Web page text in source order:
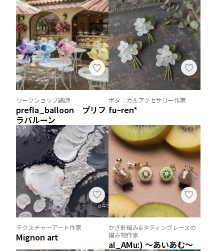
ワークショップ講師
prefla_balloon プリフ
ラバルーン
ボタニカルアクセサリー作家
fu~ren*
テクスチャーアート作家
Mignon art
かぎ針編み&タティングレースの
編み物作家
aI_AMu:) 〜あいあむ〜